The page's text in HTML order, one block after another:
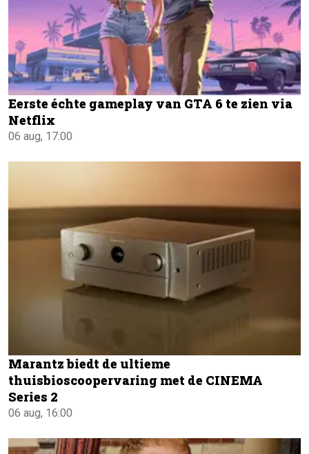
Eerste échte gameplay van GTA 6 te zien via
Netflix
06 aug, 17:00
Marantz biedt de ultieme
thuisbioscoopervaring met de CINEMA
Series 2
06 aug, 16:00